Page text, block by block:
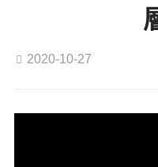
2020-10-27